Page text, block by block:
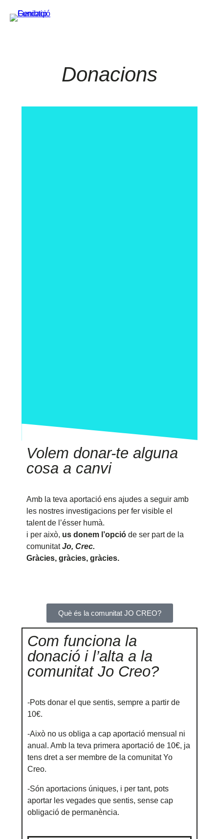
Donacions
Volem donar-te alguna
cosa a canvi
Amb la teva aportació ens ajudes a seguir amb
les nostres investigacions per fer visible el
talent de l’ésser humà.
i per això, us donem l’opcióde ser part de la
comunitatJo, Crec.
Gràcies, gràcies, gràcies.
Què és la comunitat JO CREO?
Com funciona la
donació i l’alta a la
comunitat Jo Creo?
-Pots donar el que sentis, sempre a partir de
10€.
-Això no us obliga a cap aportació mensual ni
anual. Amb la teva primera aportació de 10€, ja
tens dret a ser membre de la comunitat Yo
Creo.
-Són aportacions úniques, i per tant, pots
aportar les vegades que sentis, sense cap
obligació de permanència.